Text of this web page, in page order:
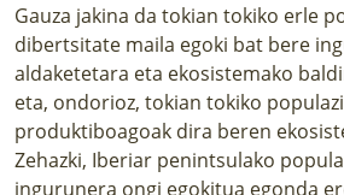
Gauza jakina da tokian tokiko erle
dibertsitate maila egoki bat bere
aldaketetara eta ekosistemako
eta, ondorioz, tokian tokiko
produktiboagoak dira beren
Zehazki, Iberiar penintsulako
ingurunera ongi egokitua egonda